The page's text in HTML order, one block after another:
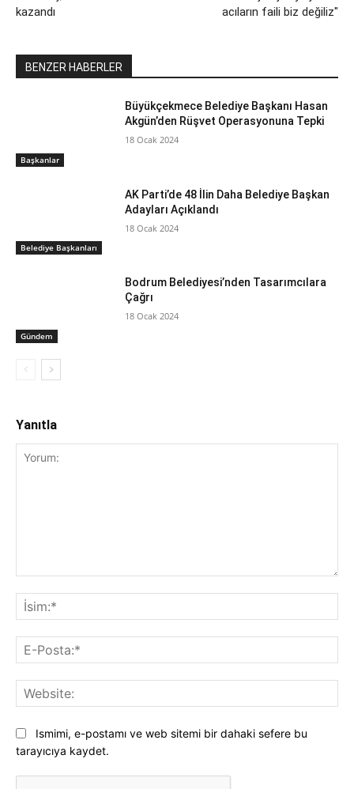
kazandı
acıların faili biz değiliz"
BENZER HABERLER
Başkanlar
Büyükçekmece Belediye Başkanı Hasan
Akgün’den Rüşvet Operasyonuna Tepki
18 Ocak 2024
Belediye Başkanları
AK Parti’de 48 İlin Daha Belediye Başkan
Adayları Açıklandı
18 Ocak 2024
Gündem
Bodrum Belediyesi’nden Tasarımcılara
Çağrı
18 Ocak 2024
Yanıtla
Ismimi, e-postamı ve web sitemi bir dahaki sefere bu
tarayıcıya kaydet.